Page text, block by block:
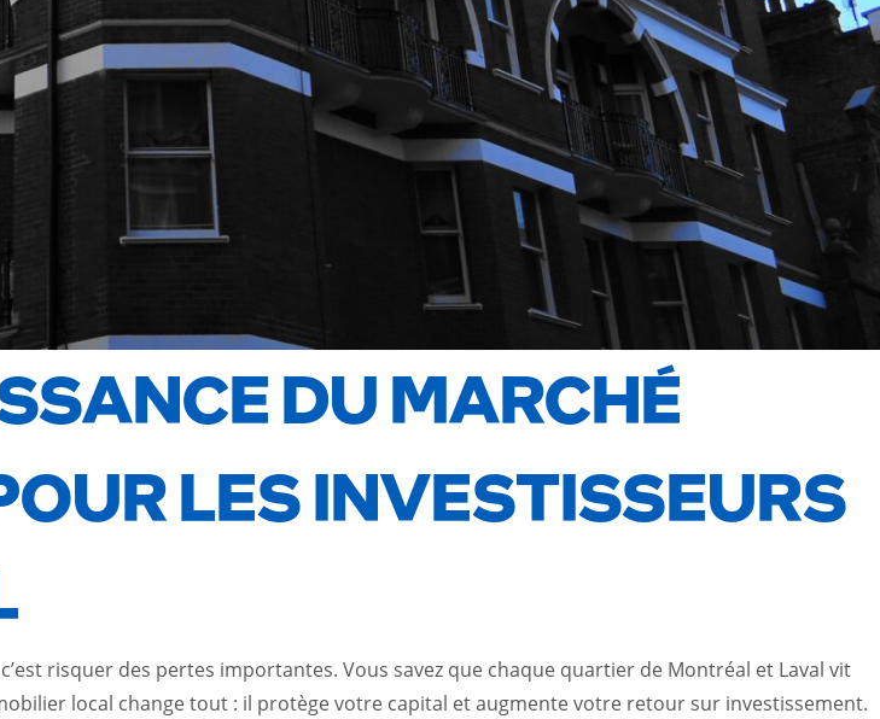
DU MARCHÉ
LES INVESTISSEURS
risquer des pertes importantes. Vous savez que chaque quartier de Montréal et Laval vit
local change tout : il protège votre capital et augmente votre retour sur investissement.